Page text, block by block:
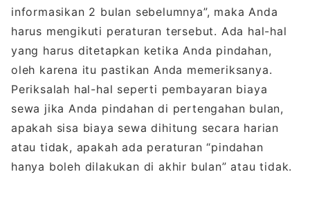
informasikan 2 bulan sebelumnya”, maka Anda
harus mengikuti peraturan tersebut. Ada hal-hal
yang harus ditetapkan ketika Anda pindahan,
oleh karena itu pastikan Anda memeriksanya.
Periksalah hal-hal seperti pembayaran biaya
sewa jika Anda pindahan di pertengahan bulan,
apakah sisa biaya sewa dihitung secara harian
atau tidak, apakah ada peraturan “pindahan
hanya boleh dilakukan di akhir bulan” atau tidak.